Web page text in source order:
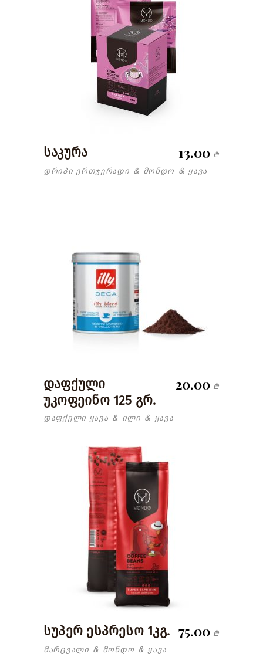
საკურა 13.00 ₾
დრიპი ერთჯერადი & მონდო & ყავა
დაფქული
უკოფეინო 125 გრ.
20.00 ₾
დაფქული ყავა & ილი & ყავა
სუპერ ესპრესო 1კგ. 75.00 ₾
მარცვალი & მონდო & ყავა